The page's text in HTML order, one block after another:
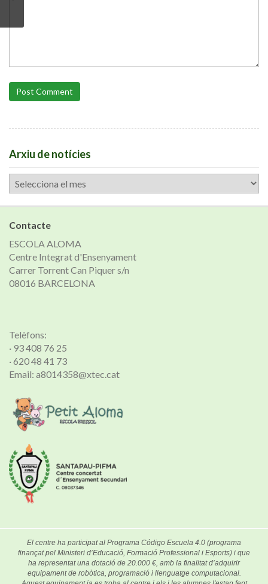
Post Comment
Arxiu de notícies
Arxiu
de
notícies
Contacte
ESCOLA ALOMA
Centre Integrat d'Ensenyament
Carrer Torrent Can Piquer s/n
08016 BARCELONA
Telèfons:
· 93 408 76 25
· 620 48 41 73
Email: a8014358@xtec.cat
El centre ha participat al Programa Código Escuela 4.0 (programa
finançat pel Ministeri d’Educació, Formació Professional i Esports) i que
ha representat una dotació de 20.000 €, amb la finalitat d’adquirir
equipament de robòtica, programació i llenguatge computacional.